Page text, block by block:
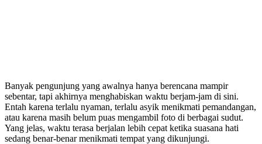
Banyak pengunjung yang awalnya hanya berencana mampir
sebentar, tapi akhirnya menghabiskan waktu berjam-jam di sini.
Entah karena terlalu nyaman, terlalu asyik menikmati pemandangan,
atau karena masih belum puas mengambil foto di berbagai sudut.
Yang jelas, waktu terasa berjalan lebih cepat ketika suasana hati
sedang benar-benar menikmati tempat yang dikunjungi.